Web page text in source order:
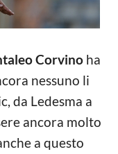
Corvino ha
nessuno li
da Ledesma a
ancora molto
a questo